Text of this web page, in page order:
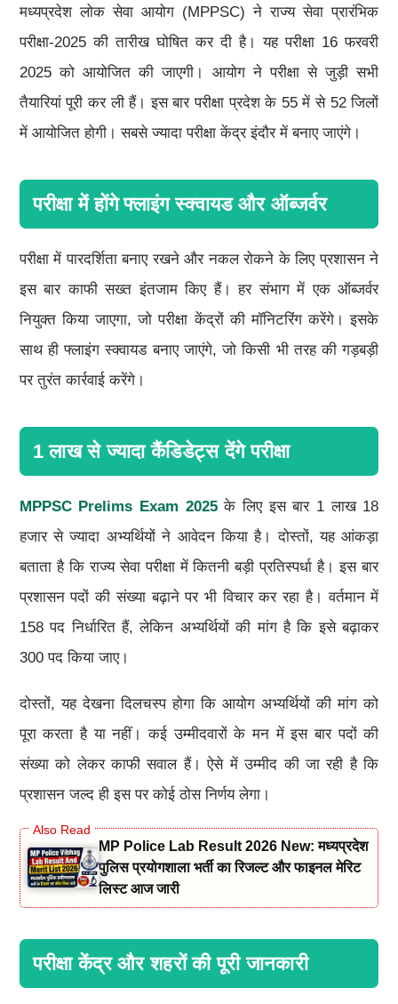
मध्यप्रदेश लोक सेवा आयोग (MPPSC) ने राज्य सेवा प्रारंभिक
परीक्षा-2025 की तारीख घोषित कर दी है। यह परीक्षा 16 फरवरी
2025 को आयोजित की जाएगी। आयोग ने परीक्षा से जुड़ी सभी
तैयारियां पूरी कर ली हैं। इस बार परीक्षा प्रदेश के 55 में से 52 जिलों
में आयोजित होगी। सबसे ज्यादा परीक्षा केंद्र इंदौर में बनाए जाएंगे।
परीक्षा में होंगे फ्लाइंग स्क्वायड और ऑब्जर्वर
परीक्षा में पारदर्शिता बनाए रखने और नकल रोकने के लिए प्रशासन ने
इस बार काफी सख्त इंतजाम किए हैं। हर संभाग में एक ऑब्जर्वर
नियुक्त किया जाएगा, जो परीक्षा केंद्रों की मॉनिटरिंग करेंगे। इसके
साथ ही फ्लाइंग स्क्वायड बनाए जाएंगे, जो किसी भी तरह की गड़बड़ी
पर तुरंत कार्रवाई करेंगे।
1 लाख से ज्यादा कैंडिडेट्स देंगे परीक्षा
MPPSC Prelims Exam 2025के लिए इस बार 1 लाख 18
हजार से ज्यादा अभ्यर्थियों ने आवेदन किया है। दोस्तों, यह आंकड़ा
बताता है कि राज्य सेवा परीक्षा में कितनी बड़ी प्रतिस्पर्धा है। इस बार
प्रशासन पदों की संख्या बढ़ाने पर भी विचार कर रहा है। वर्तमान में
158 पद निर्धारित हैं, लेकिन अभ्यर्थियों की मांग है कि इसे बढ़ाकर
300 पद किया जाए।
दोस्तों, यह देखना दिलचस्प होगा कि आयोग अभ्यर्थियों की मांग को
पूरा करता है या नहीं। कई उम्मीदवारों के मन में इस बार पदों की
संख्या को लेकर काफी सवाल हैं। ऐसे में उम्मीद की जा रही है कि
प्रशासन जल्द ही इस पर कोई ठोस निर्णय लेगा।
MP Police Lab Result 2026 New: मध्यप्रदेश
पुलिस प्रयोगशाला भर्ती का रिजल्ट और फाइनल मेरिट
लिस्ट आज जारी
परीक्षा केंद्र और शहरों की पूरी जानकारी